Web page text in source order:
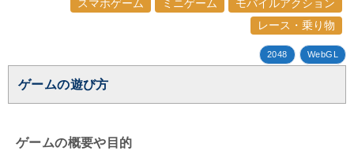
スマホゲーム ミニゲーム
モバイルアクション
レース・乗り物
2048 WebGL
ゲームの遊び方
ゲームの概要や目的